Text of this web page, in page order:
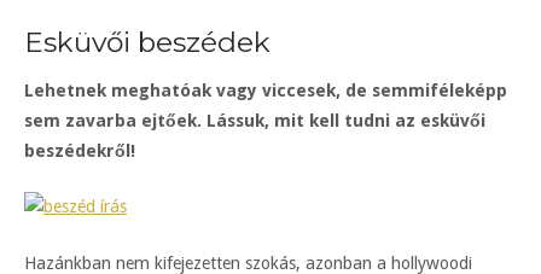
Esküvői beszédek
Lehetnek meghatóak vagy viccesek, de semmiféleképp
sem zavarba ejtőek. Lássuk, mit kell tudni az esküvői
beszédekről!
Hazánkban nem kifejezetten szokás, azonban a hollywoodi